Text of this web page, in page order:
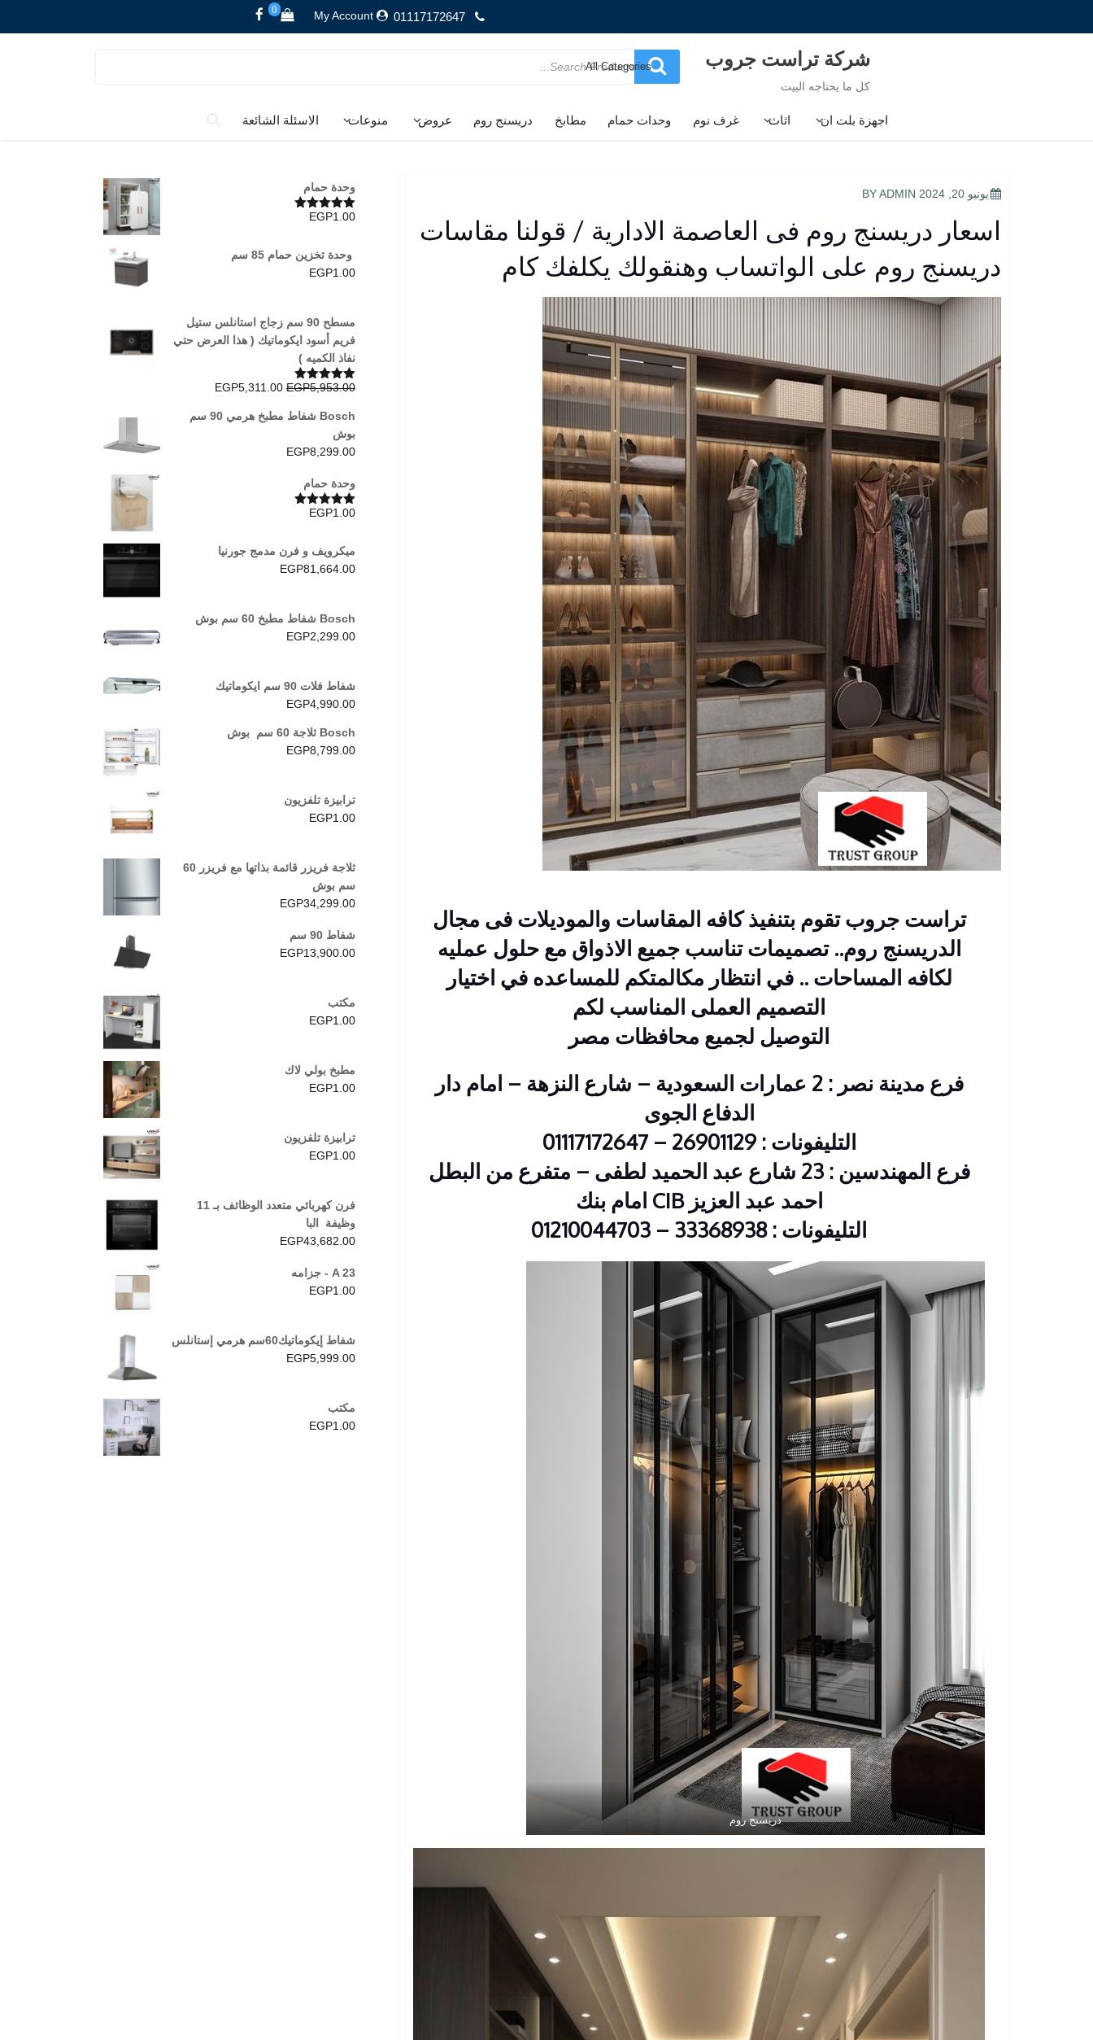
01117172647
My Account
0
شركة تراست جروب
كل ما يحتاجه البيت
Search
for
اجهزة بلت ان اثاث غرف نوم وحدات حمام مطابخ دريسنج روم عروض منوعات الاسئلة الشائعة
POSTED
يونيو 20, 2024 ADMIN
اسعار دريسنج روم فى العاصمة الادارية / قولنا مقاسات
دريسنج روم على الواتساب وهنقولك يكلفك كام
تراست جروب تقوم بتنفيذ كافه المقاسات والموديلات فى مجال
الدريسنج روم.. تصميمات تناسب جميع الاذواق مع حلول عمليه
لكافه المساحات .. في انتظار مكالمتكم للمساعده في اختيار
التصميم العملى المناسب لكم
التوصيل لجميع محافظات مصر
فرع مدينة نصر : 2 عمارات السعودية – شارع النزهة – امام دار
الدفاع الجوى
التليفونات : 26901129 – 01117172647
فرع المهندسين : 23 شارع عبد الحميد لطفى – متفرع من البطل
احمد عبد العزيز CIB امام بنك
التليفونات : 33368938 – 01210044703
دريسنج روم
وحدة حمام
تم التقييم
EGP1.00
وحدة تخزين حمام 85 سم
EGP1.00
مسطح 90 سم زجاج استانلس ستيل
فريم أسود ايكوماتيك ( هذا العرض حتي
نفاذ الكميه )
تم التقييمEGP5,953.00
السعر
هو:
EGP5,311.00
هو:Bosch شفاط مطبخ هرمي 90 سم
بوش
EGP8,299.00
وحدة حمام
تم التقييم
EGP1.00
ميكرويف و فرن مدمج جورنيا
EGP81,664.00
Bosch شفاط مطبخ 60 سم بوش
EGP2,299.00
شفاط فلات 90 سم ايكوماتيك
EGP4,990.00
Bosch ثلاجة 60 سم بوش
EGP8,799.00
ترابيزة تلفزيون
EGP1.00
ثلاجة فريزر قائمة بذاتها مع فريزر 60
سم بوش
EGP34,299.00
شفاط 90 سم
EGP13,900.00
مكتب
EGP1.00
مطبخ بولي لاك
EGP1.00
ترابيزة تلفزيون
EGP1.00
فرن كهربائي متعدد الوظائف بـ 11
وظيفة البا
EGP43,682.00
A 23 - جزامه
EGP1.00
شفاط إيكوماتيك60سم هرمي إستانلس
EGP5,999.00
مكتب
EGP1.00